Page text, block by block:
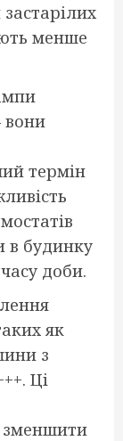
менше
вони
термін
в будинку
доби.
як
з
Ці
зменшити